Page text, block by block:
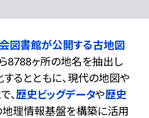
図書館が公開する古地図
8788ヶ所の地名を抽出し
るとともに、現代の地図や
、歴史ビッグデータや歴史
理情報基盤を構築に活用